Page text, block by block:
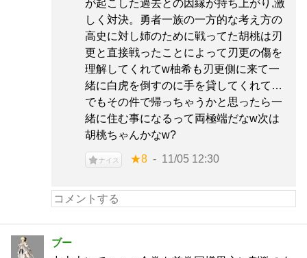
が起こした過去との因縁が持ち上がり,激
しく対決。勇者一族の一方的な考え方の
高史に対し姉のために戦ってた胡桃は刃
更と直接戦ったことによって刃更の傷を
理解してくれてw柚希も刃更側に来て一
緒に白虎を倒すのに手を貸してくれて…
でもその件で帰っちゃうかと思ったら一
緒に住む事になるって両極端だなw次は
胡桃ちゃんかなw?
ナイス ★8 11/05 12:30
ブー